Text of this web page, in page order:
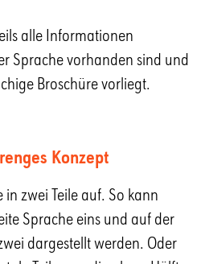
alle Informationen
Sprache vorhanden sind und
Broschüre vorliegt.
Konzept
in zwei Teile auf. So kann
Sprache eins und auf der
dargestellt werden. Oder